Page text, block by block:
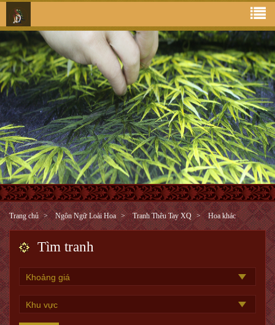
Trang chủ Ngôn Ngữ Loài Hoa Tranh Thêu Tay XQ Hoa khác
Tìm tranh